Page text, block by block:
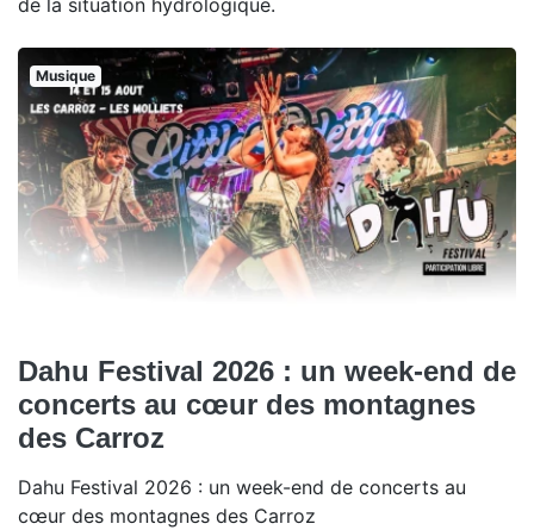
de la situation hydrologique.
Musique
Dahu Festival 2026 : un week-end de
concerts au cœur des montagnes
des Carroz
Dahu Festival 2026 : un week-end de concerts au
cœur des montagnes des Carroz